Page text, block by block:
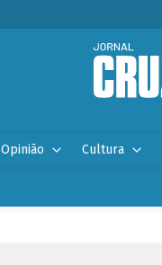
Opinião Cultura